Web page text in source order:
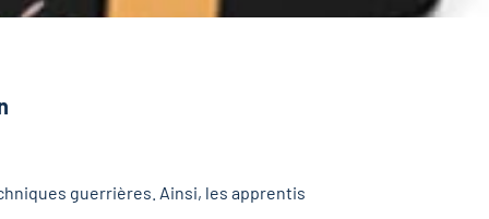
guerrières. Ainsi, les apprentis